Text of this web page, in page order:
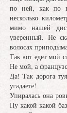
по ней, как по
несколько
мимо нашей
уверенный. Не
волосах
Так вот едет мой
Не мой, а
Да! Так дорога
угадаете!
Упиралась она
Ну какой-какой